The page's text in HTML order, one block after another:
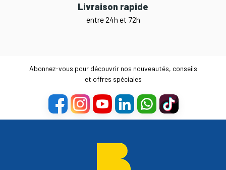
Livraison rapide
entre 24h et 72h
Abonnez-vous pour découvrir nos nouveautés, conseils
et offres spéciales